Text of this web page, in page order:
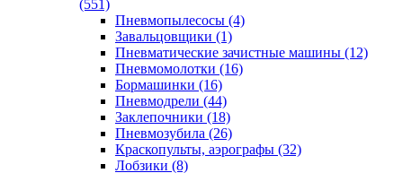
(551)
Пневмопылесосы (4)
Завальцовщики (1)
Пневматические зачистные машины (12)
Пневмомолотки (16)
Бормашинки (16)
Пневмодрели (44)
Заклепочники (18)
Пневмозубила (26)
Краскопульты, аэрографы (32)
Лобзики (8)